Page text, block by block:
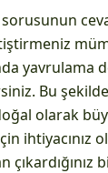
sorusunun
Bu
olarak
ihtiyacınız